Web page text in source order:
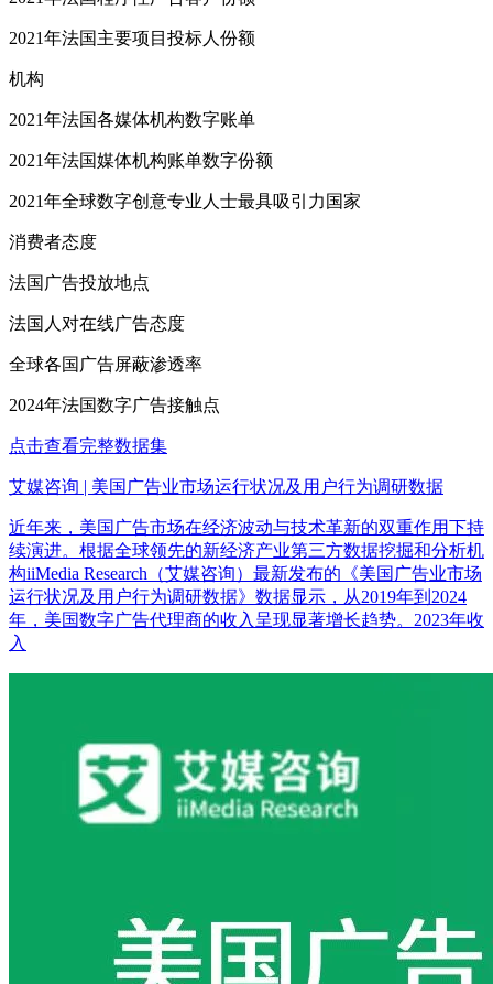
2021年法国主要项目投标人份额
机构
2021年法国各媒体机构数字账单
2021年法国媒体机构账单数字份额
2021年全球数字创意专业人士最具吸引力国家
消费者态度
法国广告投放地点
法国人对在线广告态度
全球各国广告屏蔽渗透率
2024年法国数字广告接触点
点击查看完整数据集
艾媒咨询 | 美国广告业市场运行状况及用户行为调研数据
近年来，美国广告市场在经济波动与技术革新的双重作用下持
续演进。根据全球领先的新经济产业第三方数据挖掘和分析机
构iiMedia Research（艾媒咨询）最新发布的《美国广告业市场
运行状况及用户行为调研数据》数据显示，从2019年到2024
年，美国数字广告代理商的收入呈现显著增长趋势。2023年收
入